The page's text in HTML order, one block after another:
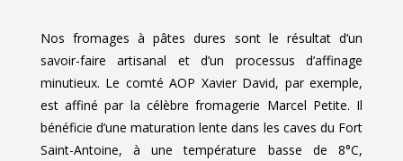
Nos fromages à pâtes dures sont le résultat d’un
savoir-faire artisanal et d’un processus d’affinage
minutieux. Le comté AOP Xavier David, par exemple,
est affiné par la célèbre fromagerie Marcel Petite. Il
bénéficie d’une maturation lente dans les caves du Fort
Saint-Antoine, à une température basse de 8°C,